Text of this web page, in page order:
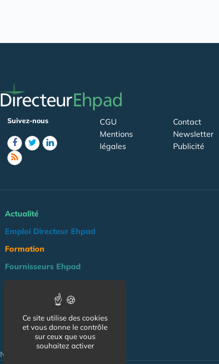
Suivez-nous
CGU
Mentions
légales
Contact
Newsletter
Publicité
Actualité
Emploi Directeur Ehpad
Formation
Fournisseurs Ehpad
Réglementation
Outils
Groupe Maison de Retraite
NOS AUTRES SITES :
Ce site utilise des cookies
et vous donne le contrôle
sur ceux que vous
souhaitez activer